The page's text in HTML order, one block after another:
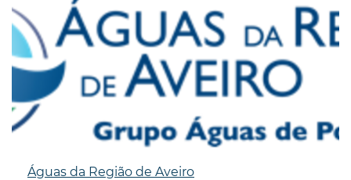
Águas da Região de Aveiro